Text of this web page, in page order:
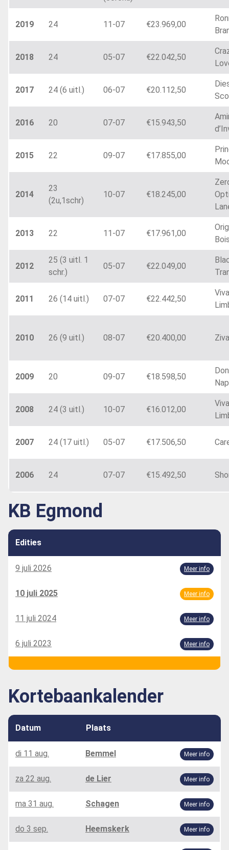
2019 24 11-07 €23.969,00
2018 24 05-07 €22.042,50
2017 24 (6 uitl.) 06-07 €20.112,50
2016 20 07-07 €15.943,50
2015 22 09-07 €17.855,00
2014
23
(2u,1schr)
10-07 €18.245,00
2013 22 11-07 €17.961,00
2012
25 (3 uitl. 1
schr.)
05-07 €22.049,00
2011 26 (14 uitl.) 07-07 €22.442,50
2010 26 (9 uitl.) 08-07 €20.400,00
2009 20 09-07 €18.598,50
2008 24 (3 uitl.) 10-07 €16.012,00
2007 24 (17 uitl.) 05-07 €17.506,50
2006 24 07-07 €15.492,50
KB Egmond
Edities
9 juli 2026 Meer info
10 juli 2025 Meer info
11 juli 2024 Meer info
6 juli 2023 Meer info
Kortebaankalender
Datum Plaats
di 11 aug. Bemmel Meer info
za 22 aug. de Lier Meer info
ma 31 aug. Schagen Meer info
do 3 sep. Heemskerk Meer info